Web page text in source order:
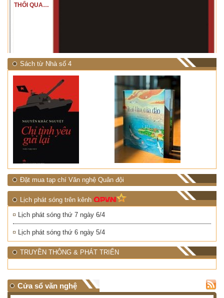
THỔI QUA
Sách từ Nhà số 4
Đặt mua tạp chí Văn nghệ Quân đội
Lịch phát sóng trên kênh
Lịch phát sóng thứ 7 ngày 6/4
Lịch phát sóng thứ 6 ngày 5/4
TRUYỀN THÔNG & PHÁT TRIỂN
Cửa sổ văn nghệ